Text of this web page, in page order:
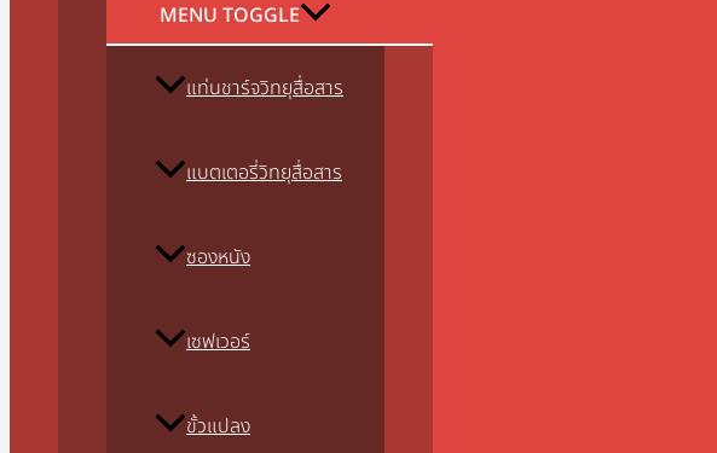
MENU TOGGLE
แท่นชาร์จวิทยุสื่อสาร
แบตเตอรี่วิทยุสื่อสาร
ซองหนัง
เซฟเวอร์
ขั้วแปลง